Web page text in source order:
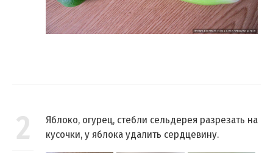
2
Яблоко, огурец, стебли сельдерея разрезать на
кусочки, у яблока удалить сердцевину.